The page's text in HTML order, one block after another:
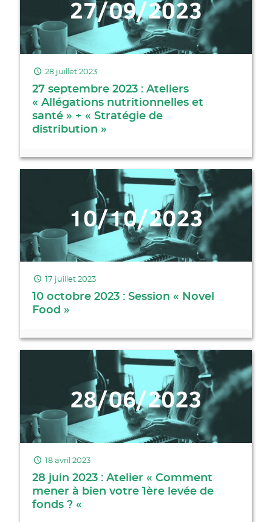
28 juillet 2023
27 septembre 2023 : Ateliers
« Allégations nutritionnelles et
santé » + « Stratégie de
distribution »
17 juillet 2023
10 octobre 2023 : Session « Novel
Food »
18 avril 2023
28 juin 2023 : Atelier « Comment
mener à bien votre 1ère levée de
fonds ? «